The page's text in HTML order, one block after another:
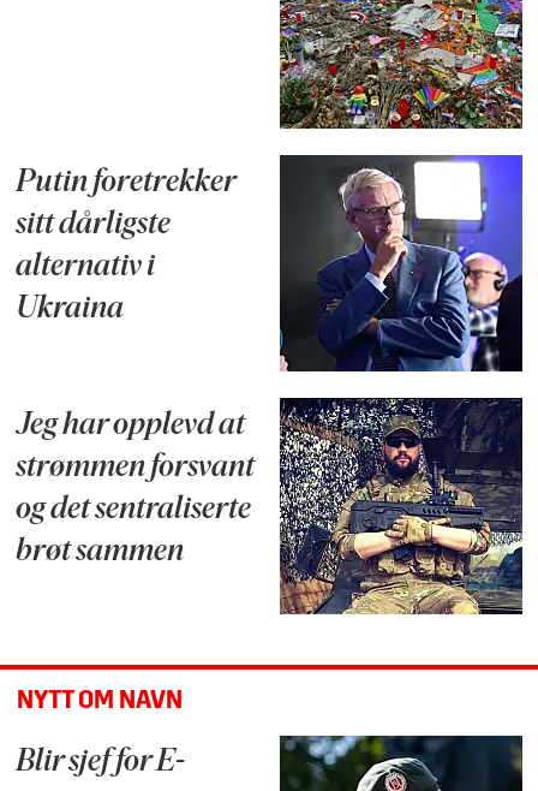
Putin foretrekker
sitt dårligste
alternativ i
Ukraina
Jeg har opplevd at
strømmen forsvant
og det sentraliserte
brøt sammen
NYTT OM NAVN
Blir sjef for E-